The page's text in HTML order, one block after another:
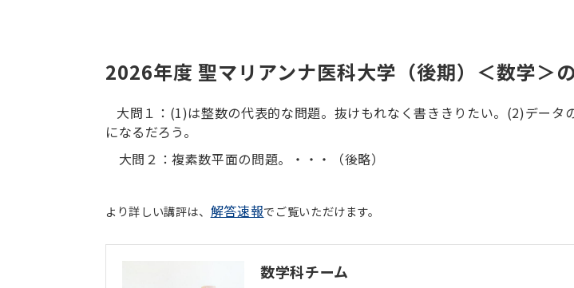
2026年度 聖マリアンナ医科大学（後期）＜数学＞
大問１：(1)は整数の代表的な問題。抜けもれなく書ききりたい。(2)デー
になるだろう。
大問２：複素数平面の問題。・・・（後略）
より詳しい講評は、 解答速報でご覧いただけます。
数学科チーム